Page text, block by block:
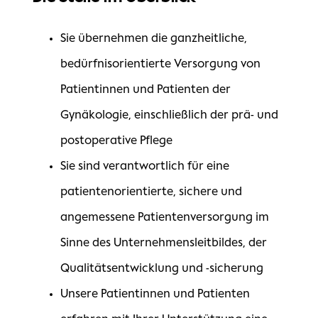
Sie übernehmen die ganzheitliche,
bedürfnisorientierte Versorgung von
Patientinnen und Patienten der
Gynäkologie, einschließlich der prä- und
postoperative Pflege
Sie sind verantwortlich für eine
patientenorientierte, sichere und
angemessene Patientenversorgung im
Sinne des Unternehmensleitbildes, der
Qualitätsentwicklung und -sicherung
Unsere Patientinnen und Patienten